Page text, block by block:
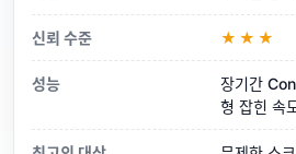
신뢰 수준 ★★★
성능
장기간
형 잡힌 속